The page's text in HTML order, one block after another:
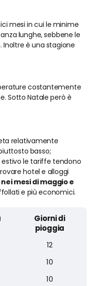
mesi in cui le minime
lunghe, sebbene le
è una stagione
costantemente
Sotto Natale però è
relativamente
basso;
le tariffe tendono
hotel e alloggi
mesi di maggio e
e più economici.
Giorni di
pioggia
12
10
10